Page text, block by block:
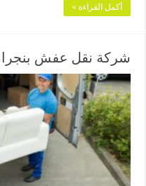
أكمل القراءة »
شركة نقل عفش